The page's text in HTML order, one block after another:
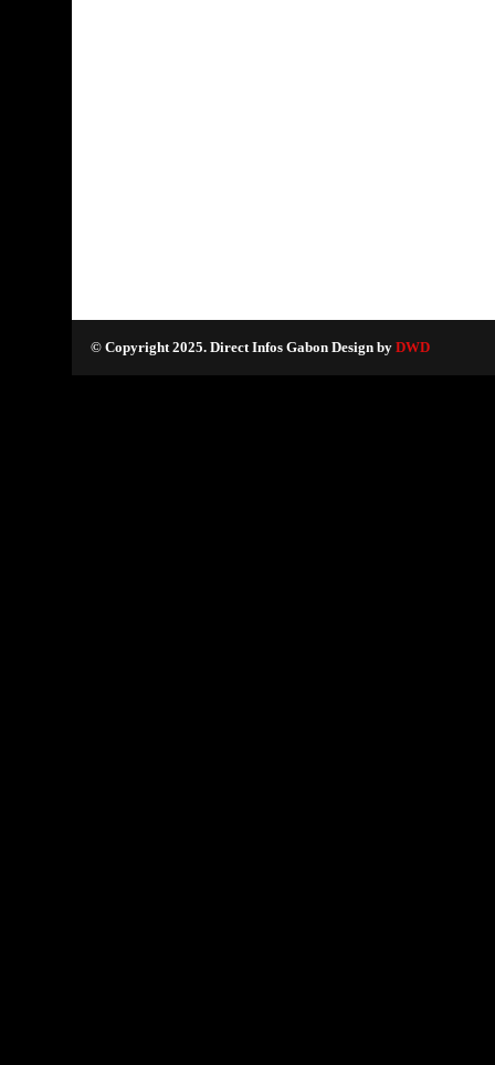
© Copyright 2025. Direct Infos Gabon Design by DWD